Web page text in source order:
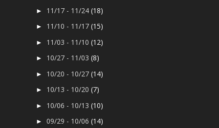
► 11/17 - 11/24(18)
► 11/10 - 11/17(15)
► 11/03 - 11/10(12)
► 10/27 - 11/03(8)
► 10/20 - 10/27(14)
► 10/13 - 10/20(7)
► 10/06 - 10/13(10)
►09/29 - 10/06(14)